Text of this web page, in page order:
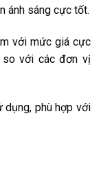
ánh sáng cực tốt.
với mức giá cực
so với các đơn vị
dụng, phù hợp với